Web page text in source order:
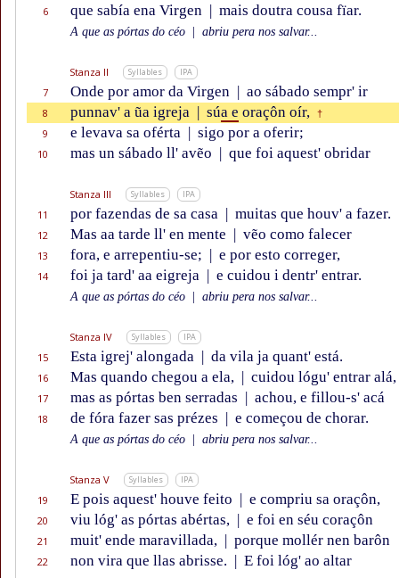
6 que sabía ena Virgen | mais doutra cousa fïar.
A que as pórtas do céo abriu pera nos salvar...
Stanza II Syllables IPA
7 Onde por amor da Virgen | ao sábado sempr' ir
8 punnav' a ũa igreja | súa e oraçôn oír, †
9 e levava sa oférta | sigo por a oferir;
10 mas un sábado ll' avẽo | que foi aquest' obridar
Stanza III Syllables IPA
11 por fazendas de sa casa | muitas que houv' a fazer.
12 Mas aa tarde ll' en mente | vẽo como falecer
13 fora, e arrepentiu-se; | e por esto correger,
14 foi ja tard' aa eigreja | e cuidou i dentr' entrar.
A que as pórtas do céo abriu pera nos salvar...
Stanza IV Syllables IPA
15 Esta igrej' alongada | da vila ja quant' está.
16 Mas quando chegou a ela, | cuidou lógu' entrar alá,
17 mas as pórtas ben serradas | achou, e fillou-s' acá
18 de fóra fazer sas prézes | e começou de chorar.
A que as pórtas do céo abriu pera nos salvar...
Stanza V Syllables IPA
19 E pois aquest' houve feito | e compriu sa oraçôn,
20 viu lóg' as pórtas abértas, | e foi en séu coraçôn
21 muit' ende maravillada, | porque mollér nen barôn
22 non vira que llas abrisse. | E foi lóg' ao altar